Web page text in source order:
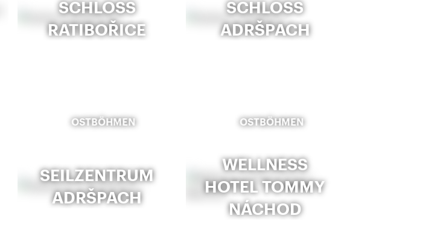
SCHLOSS
RATIBOŘICE
SCHLOSS
ADRŠPACH
OSTBÖHMEN
SEILZENTRUM
ADRŠPACH
OSTBÖHMEN
WELLNESS
HOTEL TOMMY
NÁCHOD